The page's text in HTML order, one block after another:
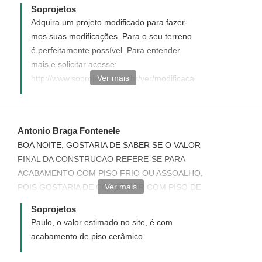
Soprojetos
Adquira um projeto modificado para fazer-
mos suas modificações. Para o seu terreno
é perfeitamente possível. Para entender
mais e solicitar acesse:
http://www.soprojetos.com.br/ver/modificacao?
Ver mais
Antonio Braga Fontenele
BOA NOITE, GOSTARIA DE SABER SE O VALOR
FINAL DA CONSTRUCAO REFERE-SE PARA
ACABAMENTO COM PISO FRIO OU ASSOALHO,
POIS GOSTARIA DE CONSTRUIR COM PISO DE
ASOALHO. OBRIGADO
Ver mais
Soprojetos
Paulo, o valor estimado no site, é com
acabamento de piso cerâmico.